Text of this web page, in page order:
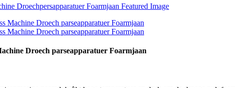
Droech parseapparatuer Foarmjaan